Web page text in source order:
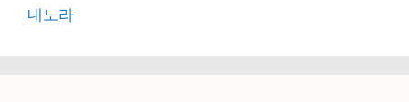
내노라